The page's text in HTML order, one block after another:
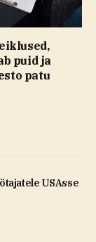
puid ja
patu
USAsse